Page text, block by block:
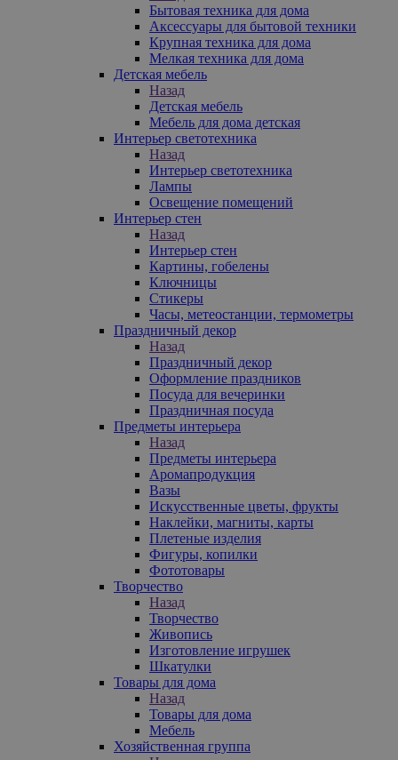
Бытовая техника для дома
Аксессуары для бытовой техники
Крупная техника для дома
Мелкая техника для дома
Детская мебель
Назад
Детская мебель
Мебель для дома детская
Интерьер светотехника
Назад
Интерьер светотехника
Лампы
Освещение помещений
Интерьер стен
Назад
Интерьер стен
Картины, гобелены
Ключницы
Стикеры
Часы, метеостанции, термометры
Праздничный декор
Назад
Праздничный декор
Оформление праздников
Посуда для вечеринки
Праздничная посуда
Предметы интерьера
Назад
Предметы интерьера
Аромапродукция
Вазы
Искусственные цветы, фрукты
Наклейки, магниты, карты
Плетеные изделия
Фигуры, копилки
Фототовары
Творчество
Назад
Творчество
Живопись
Изготовление игрушек
Шкатулки
Товары для дома
Назад
Товары для дома
Мебель
Хозяйственная группа